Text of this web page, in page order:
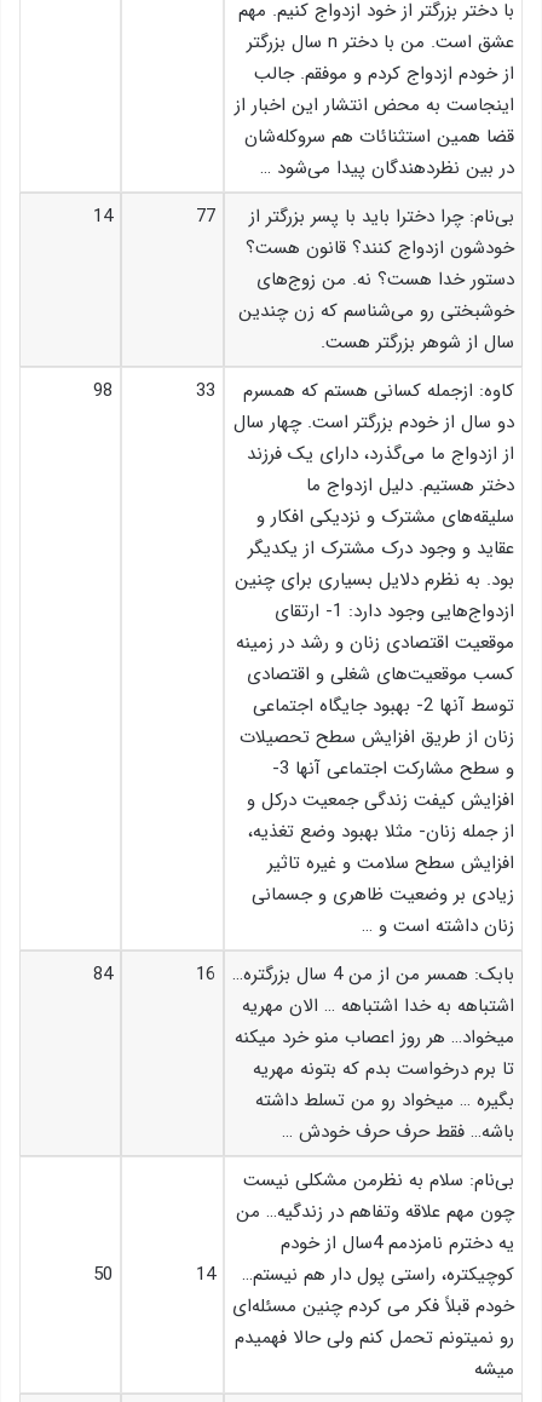
با دختر بزرگتر از خود ازدواج کنیم. مهم
عشق است. من با دختر n سال بزرگتر
از خودم ازدواج کردم و موفقم. جالب
اینجاست به محض انتشار این اخبار از
قضا همین استثنائات هم سروکله‌شان
در بین نظردهندگان پیدا می‌شود …
بی‌نام: چرا دخترا باید با پسر بزرگتر از
خودشون ازدواج کنند؟ قانون هست؟
دستور خدا هست؟ نه. من زوج‌های
خوشبختی رو می‌شناسم که زن چندین
سال از شوهر بزرگتر هست.
77
14
کاوه: ازجمله کسانی هستم که همسرم
دو سال از خودم بزرگتر است. چهار سال
از ازدواج ما می‌گذرد، دارای یک فرزند
دختر هستیم. دلیل ازدواج ما
سلیقه‌های مشترک و نزدیکی افکار و
عقاید و وجود درک مشترک از یکدیگر
بود. به نظرم دلایل بسیاری برای چنین
ازدواج‌هایی وجود دارد: 1- ارتقای
موقعیت اقتصادی زنان و رشد در زمینه
کسب موقعیت‌های شغلی و اقتصادی
توسط آنها 2- بهبود جایگاه اجتماعی
زنان از طریق افزایش سطح تحصیلات
و سطح مشارکت اجتماعی آنها 3-
افزایش کیفت زندگی جمعیت درکل و
از جمله زنان- مثلا بهبود وضع تغذیه،
افزایش سطح سلامت و غیره تاثیر
زیادی بر وضعیت ظاهری و جسمانی
زنان داشته است و …
33
98
بابک: همسر من از من 4 سال بزرگتره…
اشتباهه به خدا اشتباهه … الان مهریه
میخواد… هر روز اعصاب منو خرد میکنه
تا برم درخواست بدم که بتونه مهریه
بگیره … میخواد رو من تسلط داشته
باشه… فقط حرف حرف خودش …
16
84
بی‌نام: سلام به نظرمن مشکلی نیست
چون مهم علاقه وتفاهم در زندگیه… من
یه دخترم نامزدمم 4سال از خودم
کوچیکتره، راستی پول دار هم نیستم…
خودم قبلاً فکر می کردم چنین مسئله‌ای
رو نمیتونم تحمل کنم ولی حالا فهمیدم
میشه
14
50